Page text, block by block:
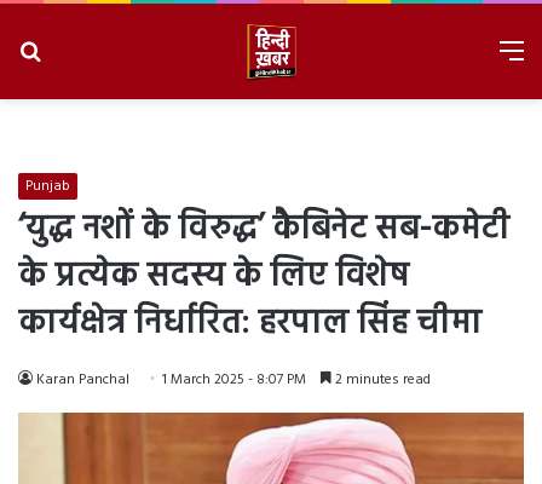
Punjab
‘युद्ध नशों के विरुद्ध’ कैबिनेट सब-कमेटी
के प्रत्येक सदस्य के लिए विशेष
कार्यक्षेत्र निर्धारित: हरपाल सिंह चीमा
Karan Panchal 1 March 2025 - 8:07 PM 2 minutes read